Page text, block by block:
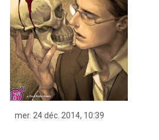
mer. 24 déc. 2014, 10:39